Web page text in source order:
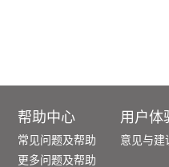
帮助中心
常见问题及帮助
更多问题及帮助
用户体
意见与建